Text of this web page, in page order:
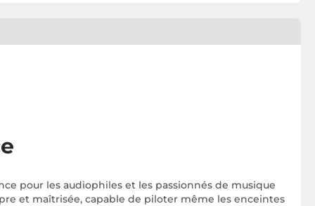
pour les audiophiles et les passionnés de musique
et maîtrisée, capable de piloter même les enceintes